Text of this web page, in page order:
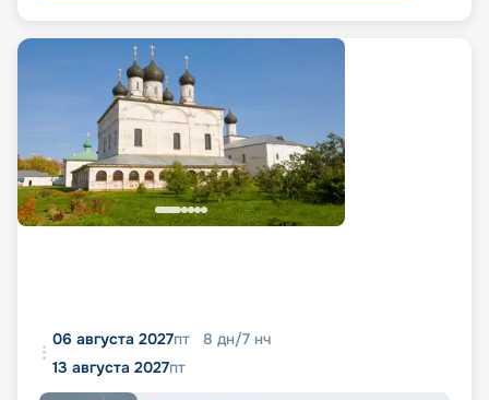
06 августа 2027пт 8 дн/7 нч
13 августа 2027пт